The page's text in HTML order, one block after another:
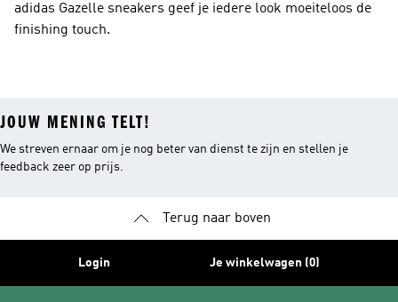
adidas Gazelle sneakers geef je iedere look moeiteloos de
finishing touch.
JOUW MENING TELT!
We streven ernaar om je nog beter van dienst te zijn en stellen je
feedback zeer op prijs.
Terug naar boven
Login Je winkelwagen (0)